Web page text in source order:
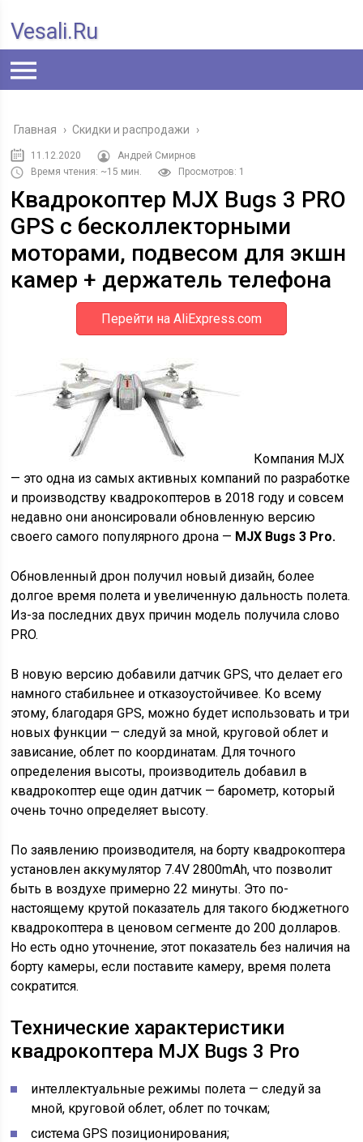
Vesali.ru
Главная › Скидки и распродажи ›
11.12.2020
Андрей Смирнов
Время чтения: ~15 мин.
Просмотров: 1
Квадрокоптер MJX Bugs 3 PRO
GPS с бесколлекторными
моторами, подвесом для экшн
камер + держатель телефона
Перейти на AliExpress.com
Компания MJX
— это одна из самых активных компаний по разработке
и производству квадрокоптеров в 2018 году и совсем
недавно они анонсировали обновленную версию
своего самого популярного дрона — MJX Bugs 3 Pro.
Обновленный дрон получил новый дизайн, более
долгое время полета и увеличенную дальность полета.
Из-за последних двух причин модель получила слово
PRO.
В новую версию добавили датчик GPS, что делает его
намного стабильнее и отказоустойчивее. Ко всему
этому, благодаря GPS, можно будет использовать и три
новых функции —следуй за мной, круговой облет и
зависание,облет по координатам. Для точного
определения высоты, производитель добавил в
квадрокоптер еще один датчик — барометр, который
очень точно определяет высоту.
По заявлению производителя, на борту квадрокоптера
установлен аккумулятор 7.4V 2800mAh, что позволит
быть в воздухе примерно 22 минуты. Это по-
настоящему крутой показатель для такого бюджетного
квадрокоптера в ценовом сегменте до 200 долларов.
Но есть одно уточнение, этот показатель без наличия на
борту камеры, если поставите камеру, время полета
сократится.
Технические характеристики
квадрокоптера MJX Bugs 3 Pro
интеллектуальные режимы полета — следуй за
мной, круговой облет, облет по точкам;
система GPS позиционирования;